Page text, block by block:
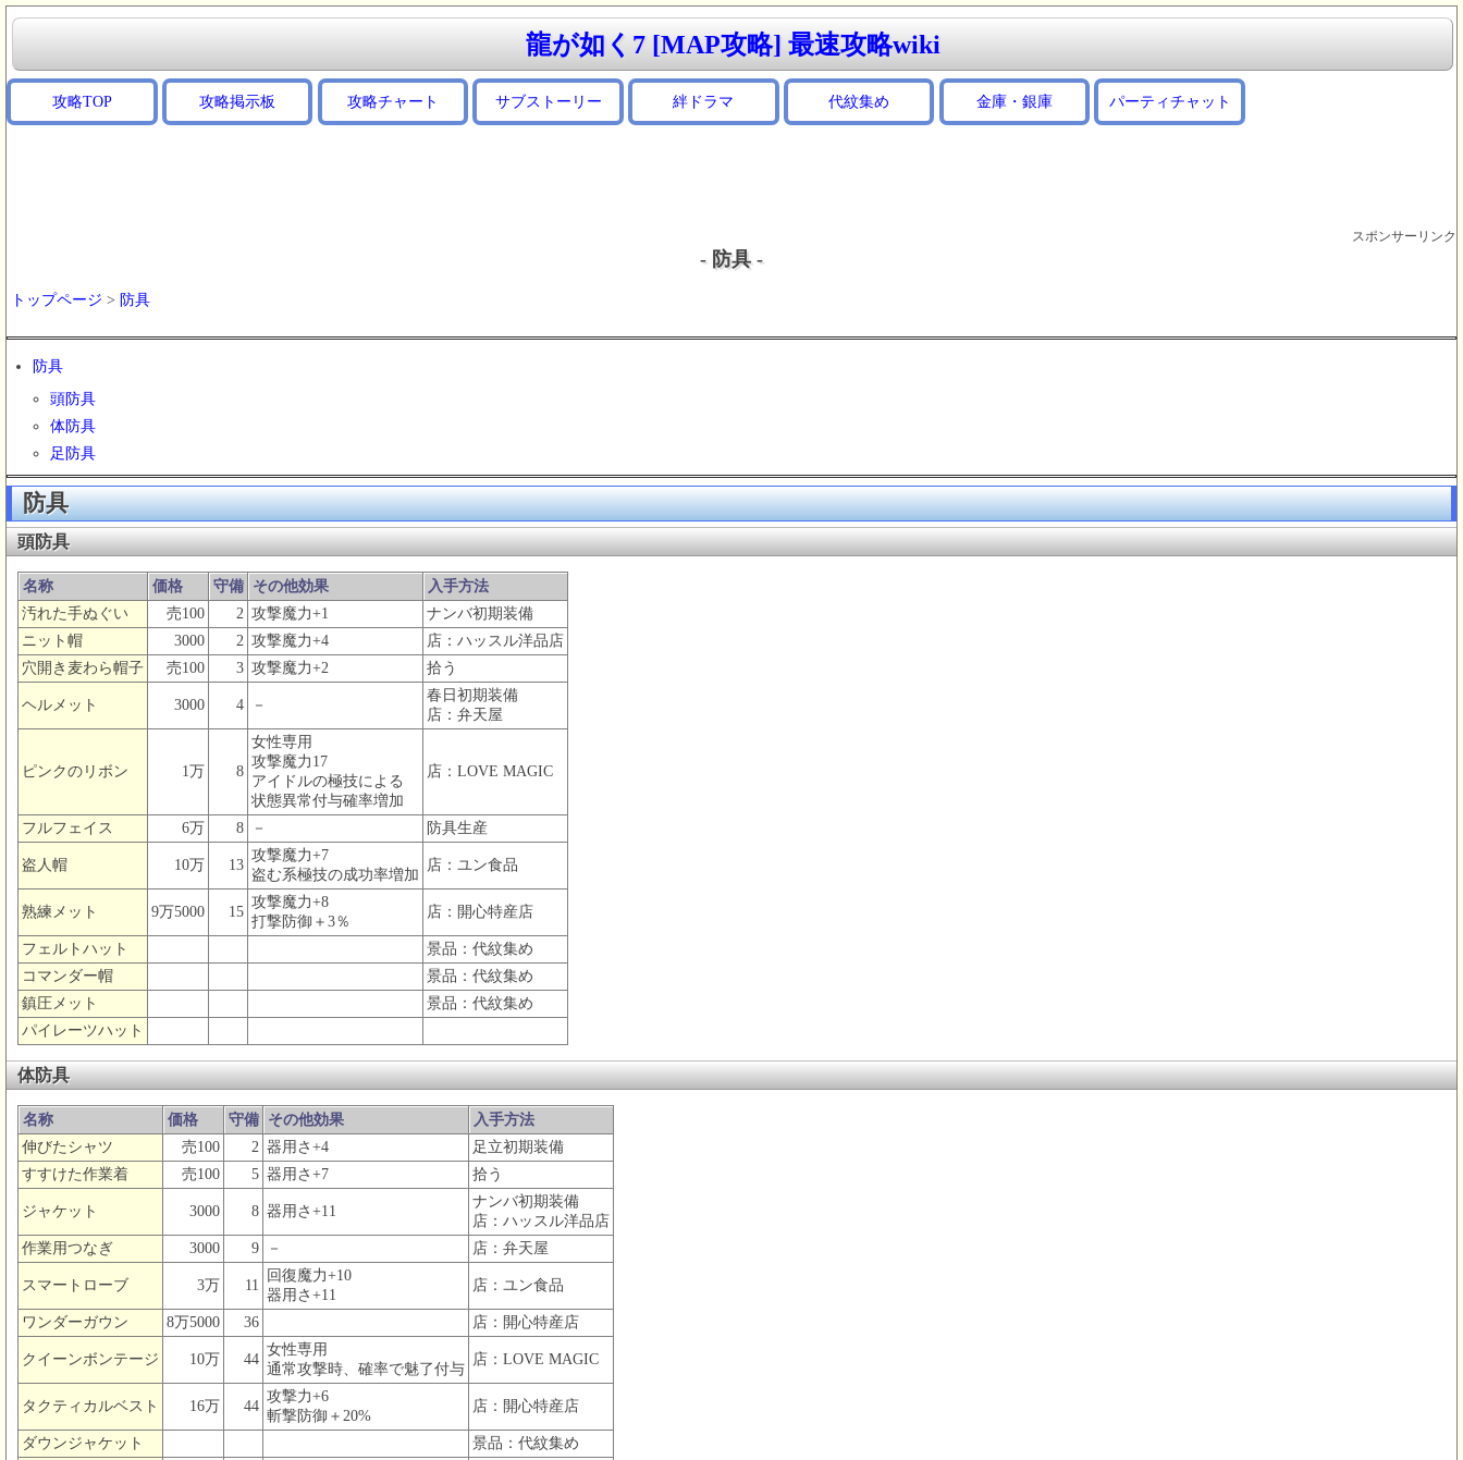
龍が如く7 [MAP攻略] 最速攻略wiki
攻略TOP 攻略掲示板 攻略チャート サブストーリー 絆ドラマ 代紋集め 金庫・銀庫 パーティチャット
スポンサーリンク
- 防具 -
トップページ > 防具
防具
頭防具
体防具
足防具
防具
頭防具
名称 価格 守備 その他効果
入手方法
汚れた手ぬぐい
売100 2 攻撃魔力+1
ナンバ初期装備
ニット帽
3000 2 攻撃魔力+4
店：ハッスル洋品店
穴開き麦わら帽子
売100 3 攻撃魔力+2 拾う
ヘルメット 3000 4 －
春日初期装備
店：弁天屋
ピンクのリボン 1万 8
女性専用
攻撃魔力17
アイドルの極技による
状態異常付与確率増加
店：LOVE MAGIC
フルフェイス 6万 8 － 防具生産
盗人帽 10万 13
攻撃魔力+7
盗む系極技の成功率増加
店：ユン食品
熟練メット 9万5000 15
攻撃魔力+8
打撃防御＋3％
店：開心特産店
フェルトハット
景品：代紋集め
コマンダー帽
景品：代紋集め
鎮圧メット
景品：代紋集め
パイレーツハット
体防具
名称 価格 守備 その他効果
入手方法
伸びたシャツ
売100 2 器用さ+4
足立初期装備
すすけた作業着
売100 5 器用さ+7 拾う
ジャケット 3000 8 器用さ+11
ナンバ初期装備
店：ハッスル洋品店
作業用つなぎ
3000 9 － 店：弁天屋
スマートローブ 3万 11
回復魔力+10
器用さ+11
店：ユン食品
ワンダーガウン 8万5000 36 店：開心特産店
クイーンボンテージ 10万 44
女性専用
通常攻撃時、確率で魅了付与
店：LOVE MAGIC
タクティカルベスト 16万 44
攻撃力+6
斬撃防御＋20%
店：開心特産店
ダウンジャケット
景品：代紋集め